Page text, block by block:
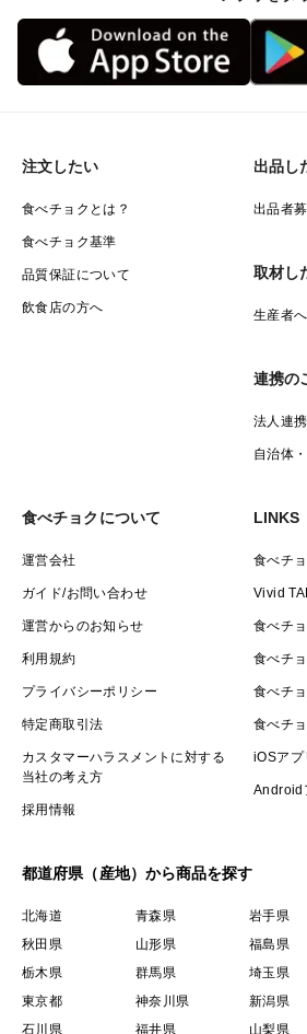
注文したい
食べチョクとは？
食べチョク基準
品質保証について
飲食店の方へ
出品し
出品者
取材し
生産者
連携の
法人連
自治体
食べチョクについて
運営会社
ガイド/お問い合わせ
運営からのお知らせ
利用規約
プライバシーポリシー
特定商取引法
カスタマーハラスメントに対する
当社の考え方
採用情報
LINKS
食べチ
Vivid
食べチ
食べチ
食べチ
食べチ
iOSアプ
Android
都道府県（産地）から商品を探す
北海道 青森県 岩手県
秋田県
山形県 福島県
栃木県
群馬県 埼玉県
東京都
神奈川県 新潟県
石川県
福井県 山梨県